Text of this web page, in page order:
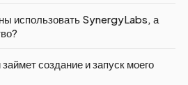
использовать SynergyLabs, а
создание и запуск моего